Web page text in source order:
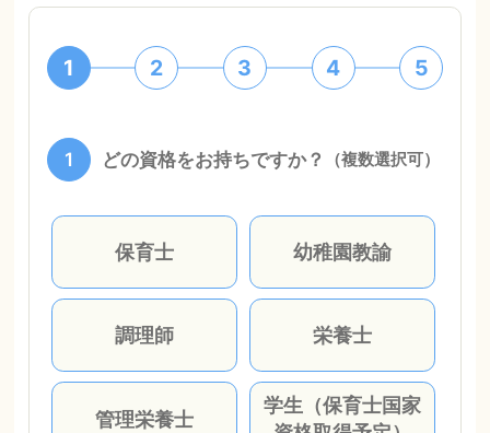
1 2 3 4 5
1 どの資格をお持ちですか？ （複数選択可）
保育士 幼稚園教諭
調理師 栄養士
管理栄養士
学生（保育士国家